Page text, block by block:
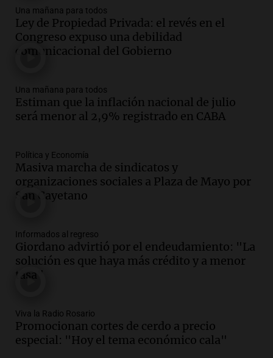
contrato de Leo con Barcelona
Una mañana para todos
Episodios
Una mañana para todos
Episodios
El orgullo y el sueño argentino de
Vargas en 2007
Una mañana para todos
Episodios
Audio.El abuelo de Agostina Vega, tras
todos tenían algo que ver"
Una mañana para todos
Episodios
Audio.
Una mañana para todos
Episodios
Una mañana para todos
Ley de Propiedad Privada: el revés en el
Congreso expuso una debilidad
comunicacional del Gobierno
Una mañana para todos
Estiman que la inflación nacional de julio
será menor al 2,9% registrado en CABA
Política y Economía
Masiva marcha de sindicatos y
organizaciones sociales a Plaza de Mayo por
San Cayetano
Informados al regreso
Giordano advirtió por el endeudamiento: "La
solución es que haya más crédito y a menor
tasa"
Viva la Radio Rosario
Promocionan cortes de cerdo a precio
especial: "Hoy el tema económico cala"